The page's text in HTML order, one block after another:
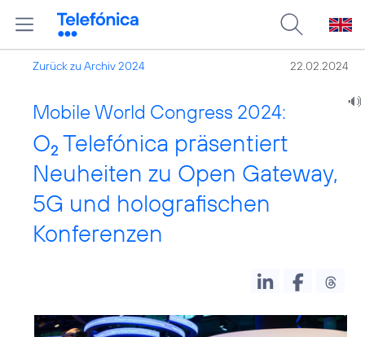
Zurück zu Archiv 2024 22.02.2024
Mobile World Congress 2024:
O2 Telefónica präsentiert
Neuheiten zu Open Gateway,
5G und holografischen
Konferenzen